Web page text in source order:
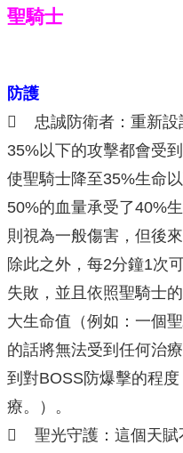
聖騎士
防護
 忠誠防衛者：重新設
35%以下的攻擊都會受
使聖騎士降至35%生命
50%的血量承受了40%
則視為一般傷害，但後
除此之外，每2分鐘1次
失敗，並且依照聖騎士
大生命值（例如：一個
的話將無法受到任何治
到對BOSS防爆擊的程
療。）。
 聖光守護：這個天賦